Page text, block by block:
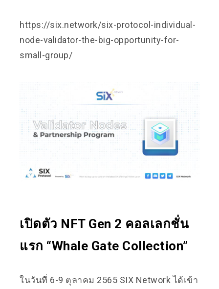
https://six.network/six-protocol-individual-
node-validator-the-big-opportunity-for-
small-group/
เปิดตัว NFT Gen 2 คอลเลกชั่น
แรก “Whale Gate Collection”
ในวันที่ 6-9 ตุลาคม 2565 SIX Network ได้เข้า